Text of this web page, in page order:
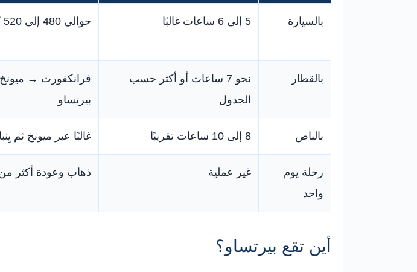
بالسيارة 5 إلى 6 ساعات غالبًا حوالي 480 إلى 520 كم حسب المسار
بالقطار
نحو 7 ساعات أو أكثر حسب
الجدول
فرانكفورت →
بيرتساو
بالباص 8 إلى 10 ساعات تقريبًا غالبًا عبر ميونخ ثم
رحلة يوم
واحد
غير عملية ذهاب وعودة أكثر من 10 ساعات
أين تقع بيرتساو؟